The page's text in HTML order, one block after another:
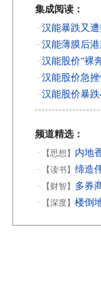
集成阅读：
· 汉能暴跌又
· 汉能薄膜后
· 汉能股价“裸
· 汉能股价急挫
· 汉能股价暴
频道精选：
· 【思想】 内地
·
【读书】 缔造
·
【财智】 多券
·
【深度】 楼倒